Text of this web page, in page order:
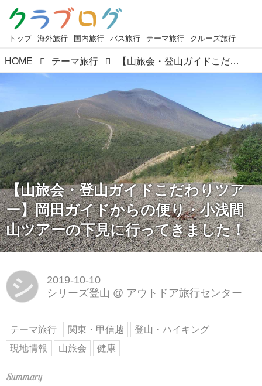
トップ 海外旅行 国内旅行 バス旅行 テーマ旅行 クルーズ旅行
HOME テーマ旅行 【山旅会・登山ガイドこだわりツアー】岡田ガイドからの便り・小浅間山ツアーの下見に行ってきました！
【山旅会・登山ガイドこだわりツア
ー】岡田ガイドからの便り・小浅間
山ツアーの下見に行ってきました！
シ
2019-10-10
シリーズ登山 @ アウトドア旅行センター
テーマ旅行 関東・甲信越
登山・ハイキング
現地情報
山旅会 健康